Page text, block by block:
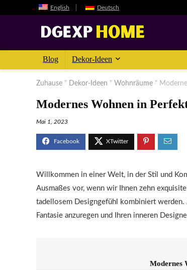
English Deutsch
Blog Dekor-Ideen
Zuhause " Dekor-Ideen " Wohnräume "
Modernes Wohnen in
Mai 1, 2023
Willkommen in einer Welt, in der Stil und
Ausmaßes vor, wenn wir Ihnen zehn
tadellosem Designgefühl kombiniert werden.
Fantasie anzuregen und Ihren inneren
Modernes